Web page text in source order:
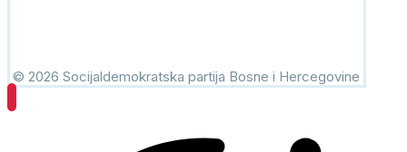
© 2026 Socijaldemokratska partija Bosne i Hercegovine